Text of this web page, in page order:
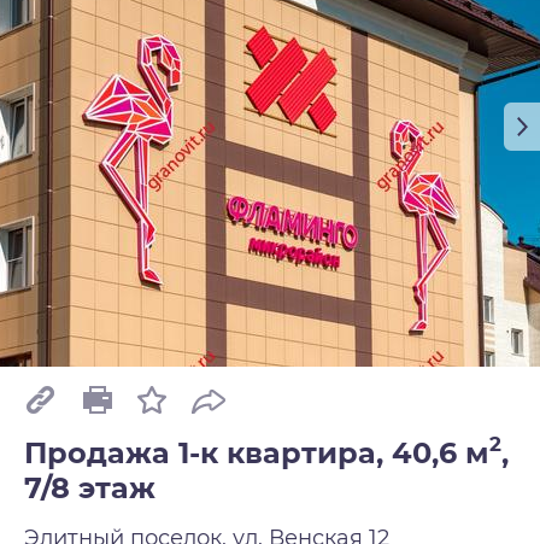
Продажа 1-к квартира, 40,6 м2,
7/8 этаж
Элитный поселок, ул. Венская 12